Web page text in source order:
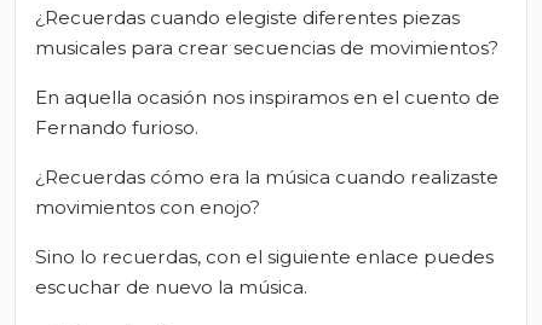
¿Recuerdas cuando elegiste diferentes piezas
musicales para crear secuencias de movimientos?
En aquella ocasión nos inspiramos en el cuento de
Fernando furioso.
¿Recuerdas cómo era la música cuando realizaste
movimientos con enojo?
Sino lo recuerdas, con el siguiente enlace puedes
escuchar de nuevo la música.